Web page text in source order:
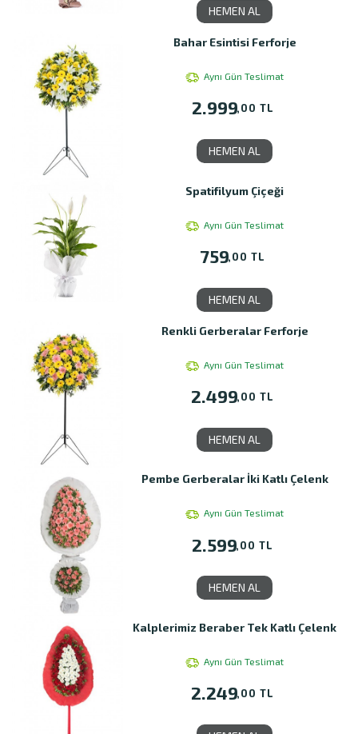
HEMEN AL
Bahar Esintisi Ferforje
Aynı Gün Teslimat
2.999,00 TL
HEMEN AL
Spatifilyum Çiçeği
Aynı Gün Teslimat
759,00 TL
HEMEN AL
Renkli Gerberalar Ferforje
Aynı Gün Teslimat
2.499,00 TL
HEMEN AL
Pembe Gerberalar İki Katlı Çelenk
Aynı Gün Teslimat
2.599,00 TL
HEMEN AL
Kalplerimiz Beraber Tek Katlı Çelenk
Aynı Gün Teslimat
2.249,00 TL